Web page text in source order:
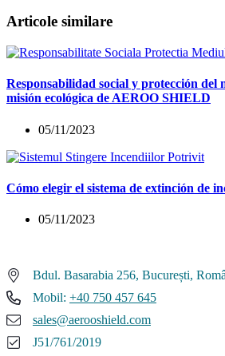
Articole similare
Responsabilidad social y protección del
misión ecológica de AEROO SHIELD
05/11/2023
Cómo elegir el sistema de extinción de
05/11/2023
Bdul. Basarabia 256, București,
Mobil: +40 750 457 645
sales@aerooshield.com
J51/761/2019